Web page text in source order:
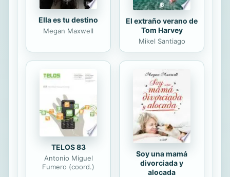
Ella es tu destino
Megan Maxwell
El extraño verano de
Tom Harvey
Mikel Santiago
TELOS 83
Antonio Miguel
Fumero (coord.)
Soy una mamá
divorciada y
alocada